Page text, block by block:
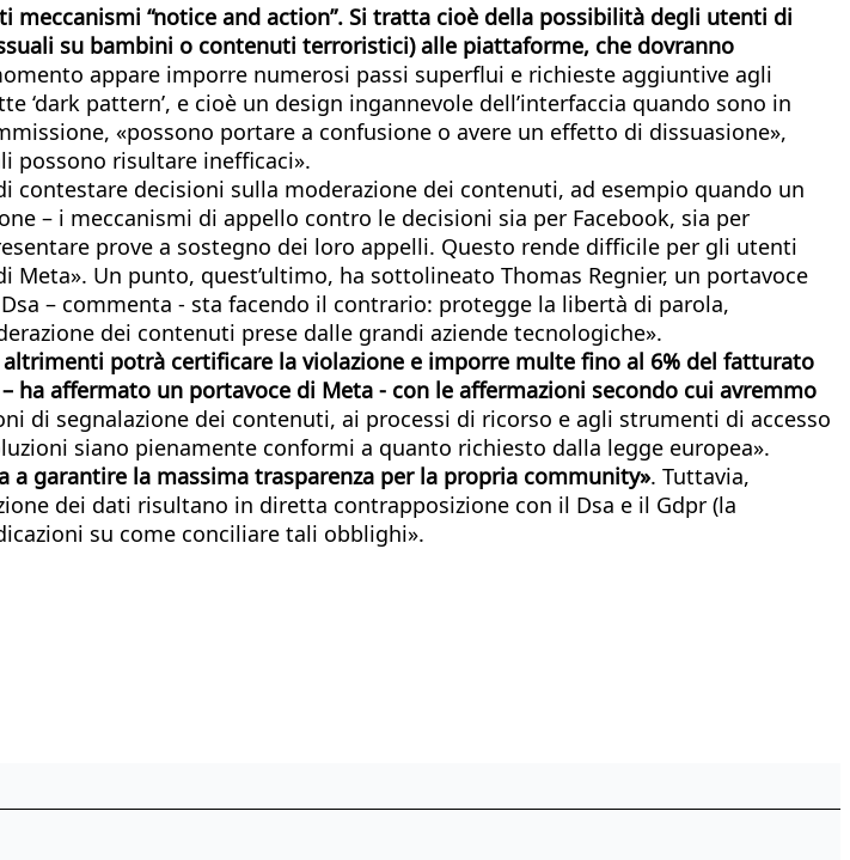
“notice and action”. Si tratta cioè della possibilità degli utenti di
su bambini o contenuti terroristici) alle piattaforme, che dovranno
appare imporre numerosi passi superflui e richieste aggiuntive agli
pattern’, e cioè un design ingannevole dell’interfaccia quando sono in
«possono portare a confusione o avere un effetto di dissuasione»,
possono risultare inefficaci».
decisioni sulla moderazione dei contenuti, ad esempio quando un
– i meccanismi di appello contro le decisioni sia per Facebook, sia per
prove a sostegno dei loro appelli. Questo rende difficile per gli utenti
Un punto, quest’ultimo, ha sottolineato Thomas Regnier, un portavoce
– commenta - sta facendo il contrario: protegge la libertà di parola,
dei contenuti prese dalle grandi aziende tecnologiche».
potrà certificare la violazione e imporre multe fino al 6% del fatturato
affermato un portavoce di Meta - con le affermazioni secondo cui avremmo
di segnalazione dei contenuti, ai processi di ricorso e agli strumenti di accesso
siano pienamente conformi a quanto richiesto dalla legge europea».
a garantire la massima trasparenza per la propria community». Tuttavia,
dei dati risultano in diretta contrapposizione con il Dsa e il Gdpr (la
su come conciliare tali obblighi».